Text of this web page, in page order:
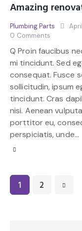
Amazing
Plumbing Parts
0 Comments
Q Proin faucibus
mi tincidunt. Sed
consequat. Fusce
sollicitudin, ipsum
tincidunt. Cras
nisi. Aenean
porttitor eu,
perspiciatis, unde…
1 2